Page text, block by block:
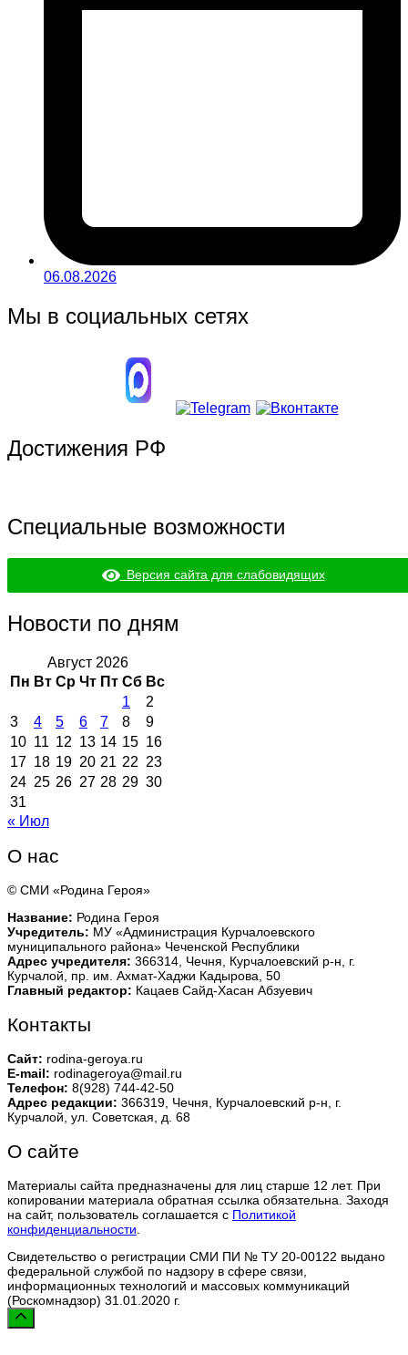
06.08.2026
Мы в социальных сетях
Достижения РФ
Специальные возможности
Версия сайта для слабовидящих
Новости по дням
Август 2026
Пн Вт Ср Чт Пт Сб Вс
1
2
3
4 5 6 7 8
9
10 11 12 13 14 15 16
17 18 19 20 21 22 23
24 25 26 27 28 29 30
31
« Июл
О нас
© СМИ «Родина Героя»
Название: Родина Героя
Учредитель: МУ «Администрация Курчалоевского
муниципального района» Чеченской Республики
Адрес учредителя: 366314, Чечня, Курчалоевский р-н, г.
Курчалой, пр. им. Ахмат-Хаджи Кадырова, 50
Главный редактор: Кацаев Сайд-Хасан Абзуевич
Контакты
Сайт: rodina-geroya.ru
E-mail: rodinageroya@mail.ru
Телефон: 8(928) 744-42-50
Адрес редакции: 366319, Чечня, Курчалоевский р-н, г.
Курчалой, ул. Советская, д. 68
О сайте
Материалы сайта предназначены для лиц старше 12 лет. При
копировании материала обратная ссылка обязательна. Заходя
на сайт, пользователь соглашается с Политикой
конфиденциальности